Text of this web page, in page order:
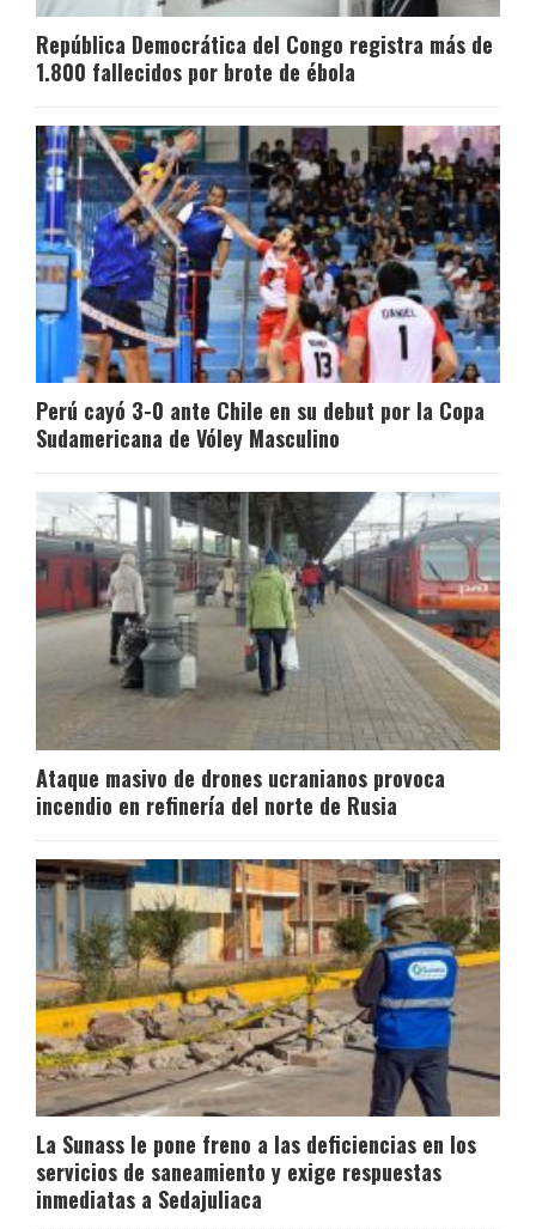
República Democrática del Congo registra más de
1.800 fallecidos por brote de ébola
Perú cayó 3-0 ante Chile en su debut por la Copa
Sudamericana de Vóley Masculino
Ataque masivo de drones ucranianos provoca
incendio en refinería del norte de Rusia
La Sunass le pone freno a las deficiencias en los
servicios de saneamiento y exige respuestas
inmediatas a Sedajuliaca